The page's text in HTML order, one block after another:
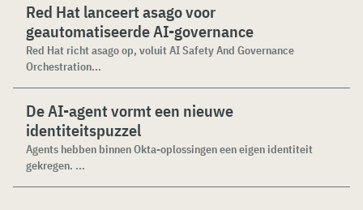
Red Hat lanceert asago voor
geautomatiseerde AI-governance
Red Hat richt asago op, voluit AI Safety And Governance
Orchestration...
De AI-agent vormt een nieuwe
identiteitspuzzel
Agents hebben binnen Okta-oplossingen een eigen identiteit
gekregen. ...